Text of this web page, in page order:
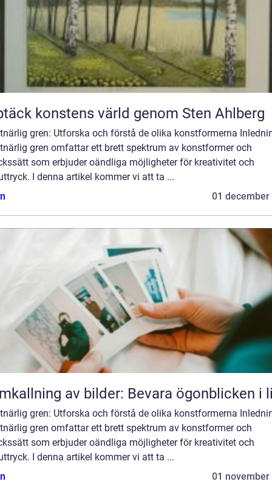
konstens värld genom Sten Ahlberg
gren: Utforska och förstå de olika konstformerna
gren omfattar ett brett spektrum av konstformer och
som erbjuder oändliga möjligheter för kreativitet och
I denna artikel kommer vi att ta ...
01 december
av bilder: Bevara ögonblicken i
gren: Utforska och förstå de olika konstformerna
gren omfattar ett brett spektrum av konstformer och
som erbjuder oändliga möjligheter för kreativitet och
I denna artikel kommer vi att ta ...
01 november